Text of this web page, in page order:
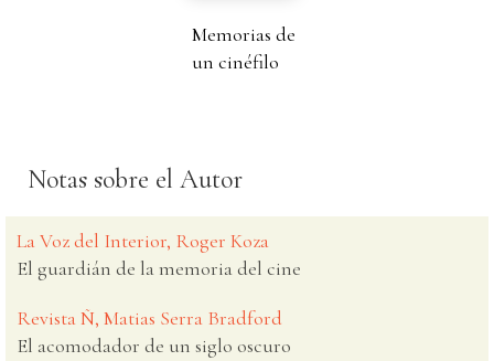
Memorias de
un cinéfilo
Notas sobre el Autor
La Voz del Interior, Roger Koza
El guardián de la memoria del cine
Revista Ñ, Matias Serra Bradford
El acomodador de un siglo oscuro